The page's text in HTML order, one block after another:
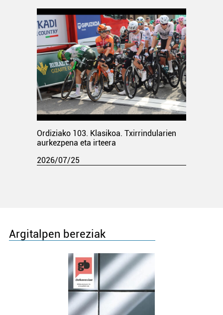
Ordiziako 103. Klasikoa. Txirrindularien
aurkezpena eta irteera
2026/07/25
Argitalpen bereziak